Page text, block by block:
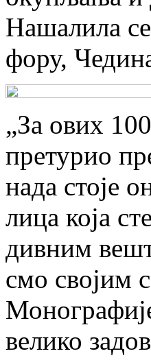
Нашалила
фору,
„За ових
претурио
нада стоје
лица која
дивним
смо својим
велико